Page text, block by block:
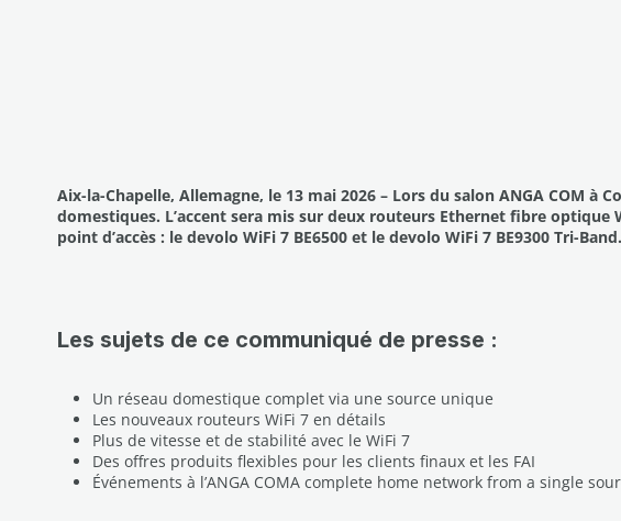
Aix-la-Chapelle, Allemagne, le 13 mai 2026 – Lors du salon ANGA COM
domestiques. L’accent sera mis sur deux routeurs Ethernet fibre
point d’accès : le devolo WiFi 7 BE6500 et le devolo WiFi 7 BE9300 Tri-Band.
Les sujets de ce communiqué de presse :
Un réseau domestique complet via une source unique
Les nouveaux routeurs WiFi 7 en détails
Plus de vitesse et de stabilité avec le WiFi 7
Des offres produits flexibles pour les clients finaux et les FAI
Événements à l’ANGA COMA complete home network from a single